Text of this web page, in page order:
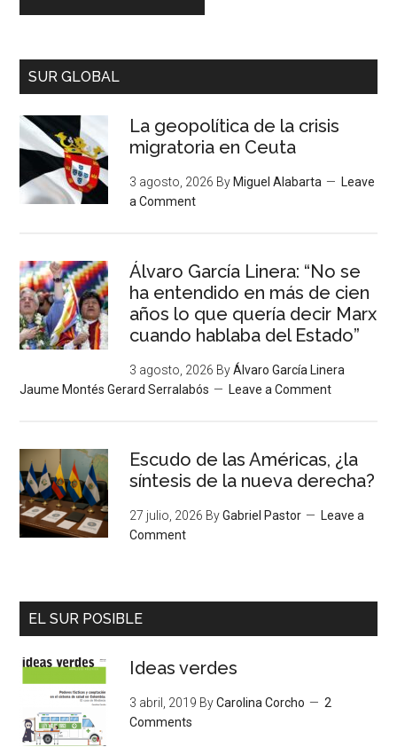
SUR GLOBAL
La geopolítica de la crisis
migratoria en Ceuta
3 agosto, 2026 ByMiguel Alabarta
Leave
a Comment
Álvaro García Linera: “No se
ha entendido en más de cien
años lo que quería decir Marx
cuando hablaba del Estado”
3 agosto, 2026 ByÁlvaro García Linera
Jaume Montés Gerard Serralabós
Leave a Comment
Escudo de las Américas, ¿la
síntesis de la nueva derecha?
27 julio, 2026 ByGabriel Pastor
Leave a
Comment
EL SUR POSIBLE
Ideas verdes
3 abril, 2019 ByCarolina Corcho
2
Comments